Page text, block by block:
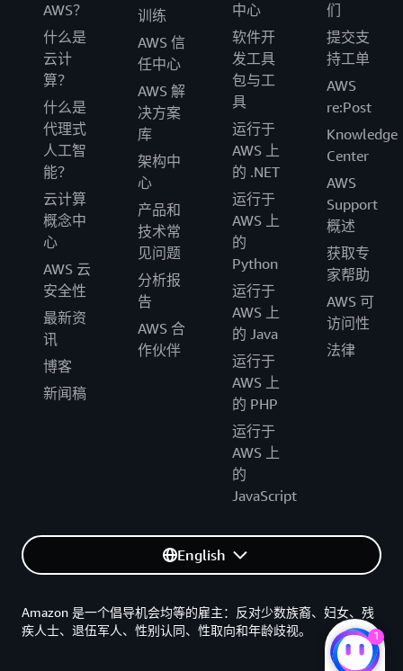
AWS？
什么是
云计
算？
什么是
代理式
人工智
能？
云计算
概念中
心
AWS 云
安全性
最新资
讯
博客
新闻稿
训练
AWS 信
任中心
AWS 解
决方案
库
架构中
心
产品和
技术常
见问题
分析报
告
AWS 合
作伙伴
中心
软件开
发工具
包与工
具
运行于
AWS 上
的 .NET
运行于
AWS 上
的
Python
运行于
AWS 上
的 Java
运行于
AWS 上
的 PHP
运行于
AWS 上
的
JavaScript
们
提交支
持工单
AWS
re:Post
Knowledge
Center
AWS
Support
概述
获取专
家帮助
AWS 可
访问性
法律
English
Amazon 是一个倡导机会均等的雇主：反对少数族裔、妇女、残
疾人士、退伍军人、性别认同、性取向和年龄歧视。
1